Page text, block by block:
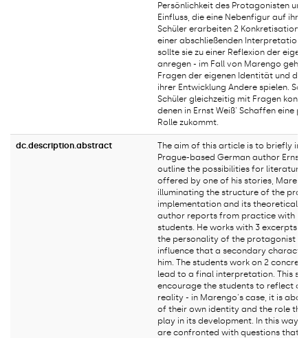
Persönlichkeit des Protagonisten
Einfluss, die eine Nebenfigur auf ihn
Schüler erarbeiten 2
einer abschließenden Interpretation
sollte sie zu einer Reflexion der
anregen - im Fall von Marengo geht
Fragen der eigenen Identität und der
ihrer Entwicklung Andere spielen. So
Schüler gleichzeitig mit Fragen
denen in Ernst Weiß' Schaffen eine
Rolle zukommt.
dc.description.abstract
The aim of this article is to briefly
Prague-based German author Ernst
outline the possibilities for literature
offered by one of his stories,
illuminating the structure of the
implementation and its theoretical
author reports from practice with
students. He works with 3 excerpts,
the personality of the protagonist
influence that a secondary
him. The students work on 2
lead to a final interpretation. This
encourage the students to reflect on
reality - in Marengo's case, it is
of their own identity and the role
play in its development. In this way,
are confronted with questions that